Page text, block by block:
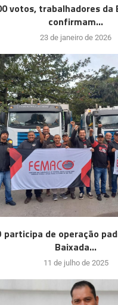
votos, trabalhadores da
confirmam...
23 de janeiro de 2026
participa de operação
Baixada...
11 de julho de 2025